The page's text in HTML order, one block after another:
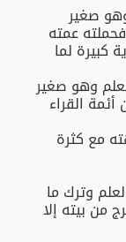
صغير
عمته
كبيرة لما
وهو صغير
القراء
مع كثرة
وترك ما
من بيته إلا